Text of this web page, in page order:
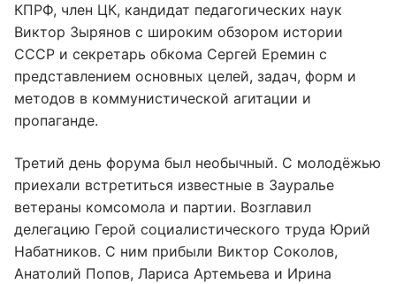
КПРФ, член ЦК, кандидат педагогических наук
Виктор Зырянов с широким обзором истории
СССР и секретарь обкома Сергей Еремин с
представлением основных целей, задач, форм и
методов в коммунистической агитации и
пропаганде.
Третий день форума был необычный. С молодёжью
приехали встретиться известные в Зауралье
ветераны комсомола и партии. Возглавил
делегацию Герой социалистического труда Юрий
Набатников. С ним прибыли Виктор Соколов,
Анатолий Попов, Лариса Артемьева и Ирина